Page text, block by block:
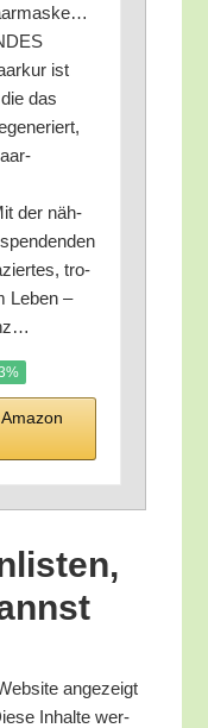
ist
das
der näh­
tro­
Leben –
ange­zeigt
Inhal­te wer­